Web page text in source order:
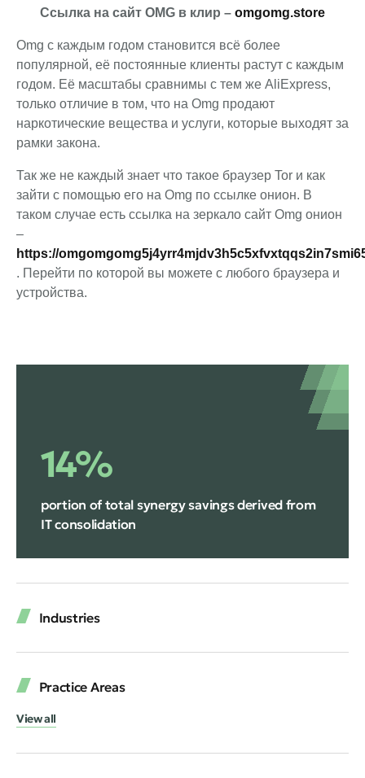
Ссылка на сайт OMG в клир – omgomg.store
Omg с каждым годом становится всё более
популярной, её постоянные клиенты растут с каждым
годом. Её масштабы сравнимы с тем же AliExpress,
только отличие в том, что на Omg продают
наркотические вещества и услуги, которые выходят за
рамки закона.
Так же не каждый знает что такое браузер Tor и как
зайти с помощью его на Omg по ссылке онион. В
таком случае есть ссылка на зеркало сайт Omg онион
–
https://
. Перейти по которой вы можете с любого браузера и
устройства.
14%
portion of total synergy savings derived from
IT consolidation
Industries
Practice Areas
View all